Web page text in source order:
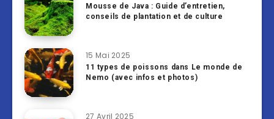
Mousse de Java : Guide d’entretien,
conseils de plantation et de culture
15 Mai 2025
11 types de poissons dans Le monde de
Nemo (avec infos et photos)
27 Avril 2025